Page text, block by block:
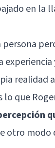
en la
realidad
que
otro